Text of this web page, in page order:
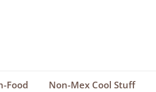
Food Non-Mex Cool Stuff